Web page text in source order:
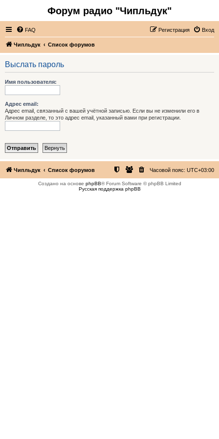
Форум радио "Чипльдук"
FAQ Вход
Регистрация
Чипльдук Список форумов
Выслать пароль
Имя пользователя:
Адрес email:
Адрес email, связанный с вашей учётной записью. Если вы не изменили его в
Личном разделе, то это адрес email, указанный вами при регистрации.
Чипльдук Список форумов Часовой пояс: UTC+03:00
Создано на основе phpBB® Forum Software © phpBB Limited
Русская поддержка phpBB